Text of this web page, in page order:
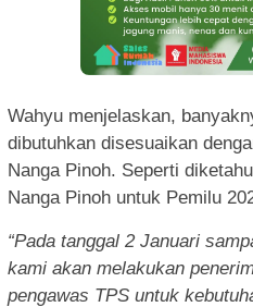
Wahyu menjelaskan,
dibutuhkan disesuaikan
Nanga Pinoh. Seperti
Nanga Pinoh untuk Pemilu
“Pada tanggal 2 Januari
kami akan melakukan
pengawas TPS untuk